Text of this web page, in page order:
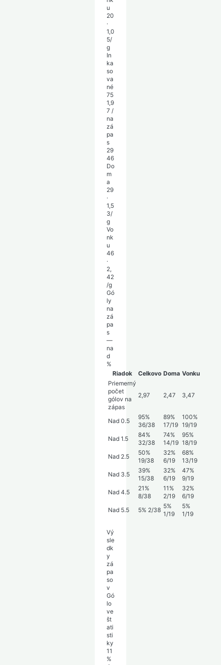
u
20
·
1,0
5/
g
In
ka
so
va
né
75
1,9
7 /
na
zá
pa
s
29
46
Do
m
a
29
·
1,5
3/
g
Vo
nk
u
46
·
2,
42
/g
Gó
ly
na
zá
pa
s
—
na
d
%
Riadok
Celkovo Doma Vonku
Priemerný
počet
gólov na
zápas
2,97 2,47 3,47
Nad 0.5
95%
36/38
89%
17/19
100%
19/19
Nad 1.5
84%
32/38
74%
14/19
95%
18/19
Nad 2.5
50%
19/38
32%
6/19
68%
13/19
Nad 3.5
39%
15/38
32%
6/19
47%
9/19
Nad 4.5
21%
8/38
11%
2/19
32%
6/19
Nad 5.5
5% 2/38
5%
1/19
5%
1/19
Vý
sle
dk
y
zá
pa
so
v
Gó
lo
ve
št
ati
sti
ky
11
%